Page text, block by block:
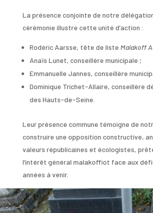
La présence conjointe de notre
cérémonie illustre cette unité d’action :
Rodéric Aarsse, tête de liste Malakoff
Anaïs Lunet, conseillère municipale ;
Emmanuelle Jannes, conseillère
Dominique Trichet-Allaire, conseillère
des Hauts-de-Seine.
Leur présence commune témoigne de
construire une opposition constructive,
valeurs républicaines et écologistes,
l’intérêt général malakoffiot face aux
années à venir.